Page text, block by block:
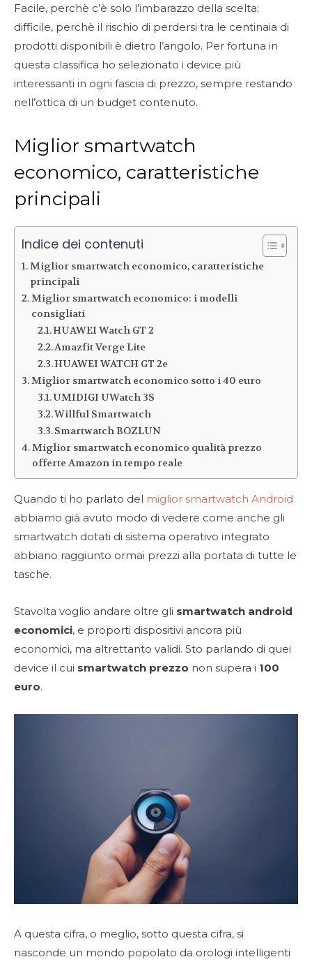
Facile, perchè c’è solo l’imbarazzo della scelta;
difficile, perchè il rischio di perdersi tra le centinaia di
prodotti disponibili è dietro l’angolo. Per fortuna in
questa classifica ho selezionato i device più
interessanti in ogni fascia di prezzo, sempre restando
nell’ottica di un budget contenuto.
Miglior smartwatch
economico, caratteristiche
principali
Indice dei contenuti
Miglior smartwatch economico, caratteristiche
principali
Miglior smartwatch economico: i modelli
consigliati
HUAWEI Watch GT 2
Amazfit Verge Lite
HUAWEI WATCH GT 2e
Miglior smartwatch economico sotto i 40 euro
UMIDIGI UWatch 3S
Willful Smartwatch
Smartwatch BOZLUN
Miglior smartwatch economico qualità prezzo
offerte Amazon in tempo reale
Quando ti ho parlato del miglior smartwatch Android
abbiamo già avuto modo di vedere come anche gli
smartwatch dotati di sistema operativo integrato
abbiano raggiunto ormai prezzi alla portata di tutte le
tasche.
Stavolta voglio andare oltre gli smartwatch android
economici, e proporti dispositivi ancora più
economici, ma altrettanto validi. Sto parlando di quei
device il cui smartwatch prezzo non supera i 100
euro.
A questa cifra, o meglio, sotto questa cifra, si
nasconde un mondo popolato da orologi intelligenti